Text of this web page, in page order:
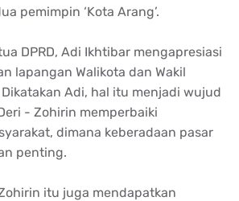
pemimpin ‘Kota Arang’.
DPRD, Adi Ikhtibar mengapresiasi
lapangan Walikota dan Wakil
Adi, hal itu menjadi wujud
- Zohirin memperbaiki
dimana keberadaan pasar
penting.
itu juga mendapatkan